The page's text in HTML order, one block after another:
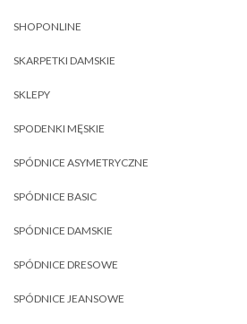
SHOPONLINE
SKARPETKI DAMSKIE
SKLEPY
SPODENKI MĘSKIE
SPÓDNICE ASYMETRYCZNE
SPÓDNICE BASIC
SPÓDNICE DAMSKIE
SPÓDNICE DRESOWE
SPÓDNICE JEANSOWE